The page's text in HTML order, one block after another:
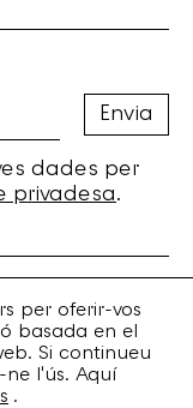
dades per
privadesa.
per oferir-vos
basada en el
Si continueu
l'ús. Aquí
.